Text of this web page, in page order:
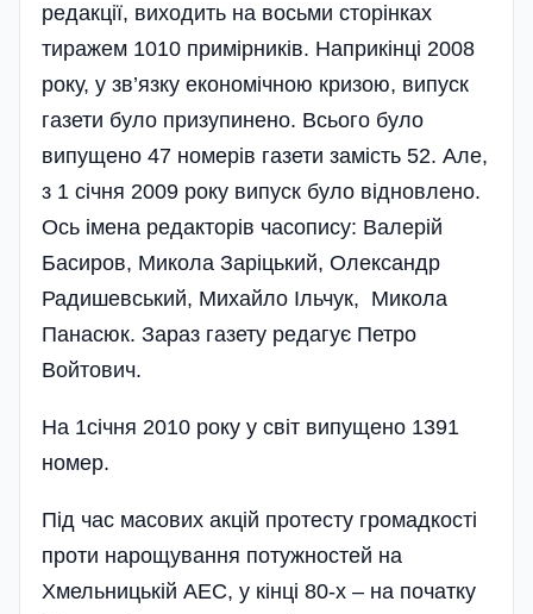
редакції, виходить на восьми сторінках
тиражем 1010 примірників. Наприкінці 2008
року, у зв’язку економічною кризою, випуск
газети було призупинено. Всього було
випущено 47 номерів газети замість 52. Але,
з 1 січня 2009 року випуск було відновлено.
Ось імена редакторів часопису: Валерій
Басиров, Микола Заріцький, Олександр
Радишевський, Михайло Ільчук, Микола
Панасюк. Зараз газету редагує Петро
Войтович.
На 1січня 2010 року у світ випущено 1391
номер.
Під час масових акцій протесту громадкості
проти нарощування потужностей на
Хмельницькій АЕС, у кінці 80-х – на початку